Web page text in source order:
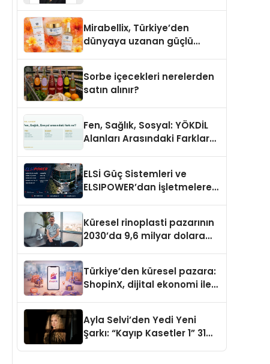
Mirabellix, Türkiye’den
dünyaya uzanan güçlü
Sorbe içecekleri nerelerden
satın alınır?
Fen, Sağlık, Sosyal: YÖKDİL
Alanları Arasındaki Farklar
ELSİ Güç Sistemleri ve
ELSIPOWER’dan İşletmelere
Küresel rinoplasti pazarının
2030’da 9,6 milyar dolara
Türkiye’den küresel pazara:
ShopinX, dijital ekonomi ile
Ayla Selvi’den Yedi Yeni
Şarkı: “Kayıp Kasetler 1” 31